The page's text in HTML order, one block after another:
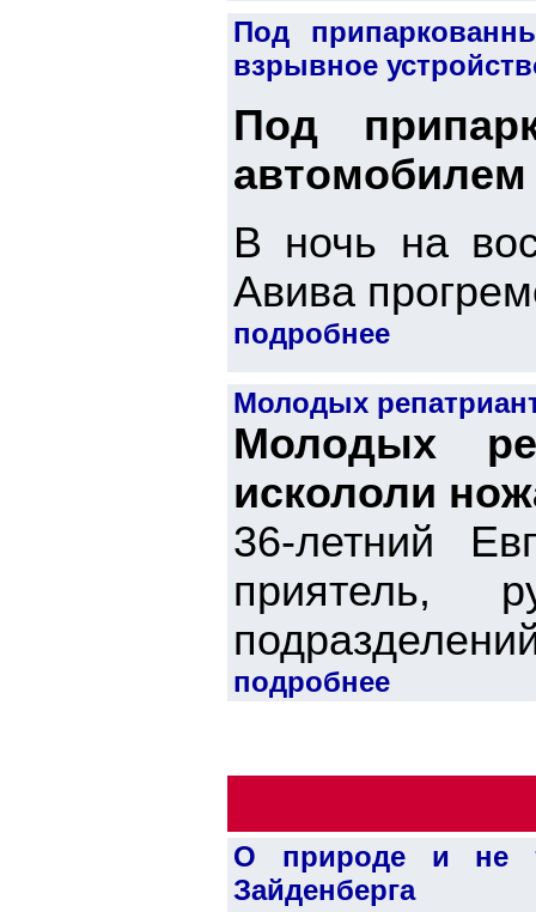
Под
взрывное
Под
автомобилем
В ночь на
Авива
подробнее
Молодых
Молодых
искололи
36-летний
приятель,
подробнее
О природе и не
Зайденберга